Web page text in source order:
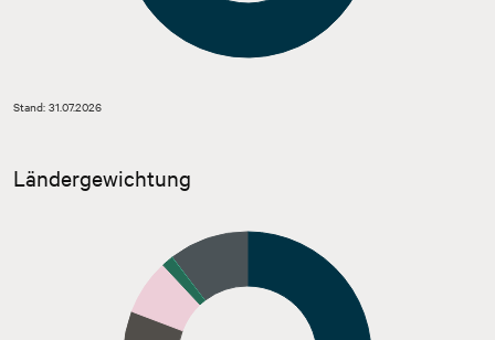
Stand: 31.07.2026
Ländergewichtung